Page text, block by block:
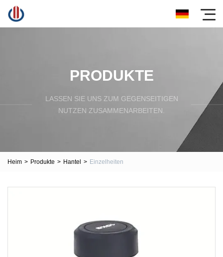
PRODUKTE
LASSEN SIE UNS ZUM GEGENSEITIGEN
NUTZEN ZUSAMMENARBEITEN.
Heim > Produkte > Hantel > Einzelheiten